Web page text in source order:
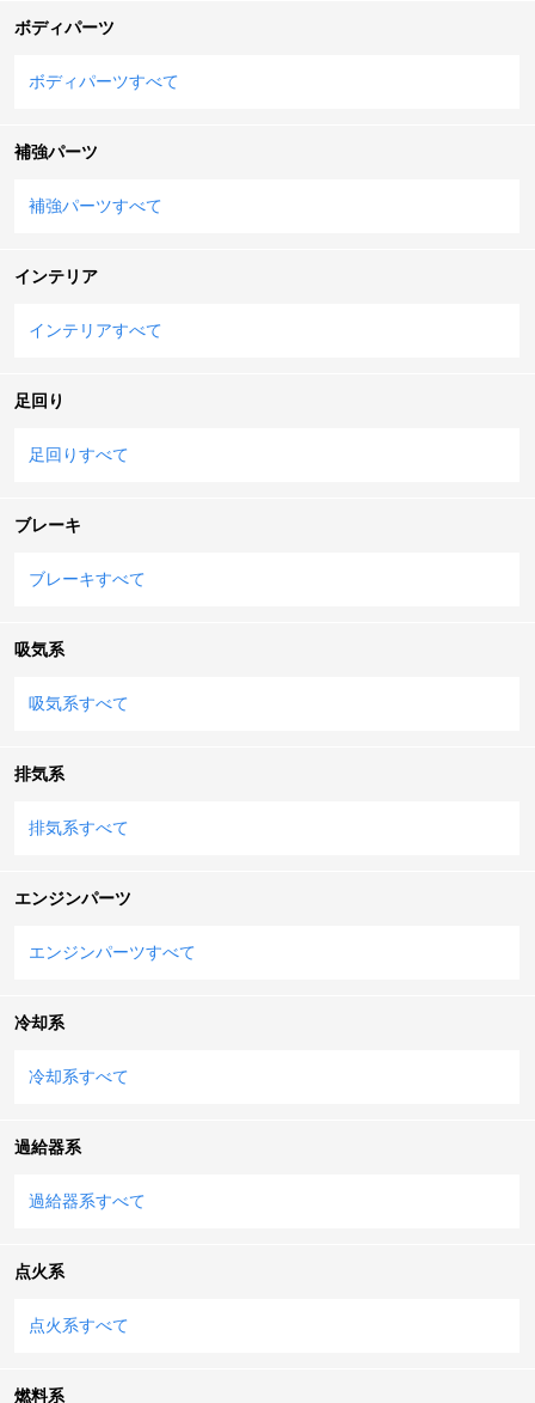
ボディパーツ
ボディパーツすべて
補強パーツ
補強パーツすべて
インテリア
インテリアすべて
足回り
足回りすべて
ブレーキ
ブレーキすべて
吸気系
吸気系すべて
排気系
排気系すべて
エンジンパーツ
エンジンパーツすべて
冷却系
冷却系すべて
過給器系
過給器系すべて
点火系
点火系すべて
燃料系